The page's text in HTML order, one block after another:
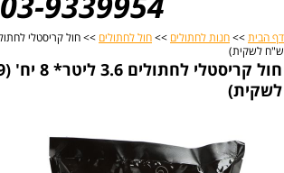
03-9339954
דף הבית >> חנות לחתולים >> חול לחתולים
ש"ח לשקית)
לשקית)